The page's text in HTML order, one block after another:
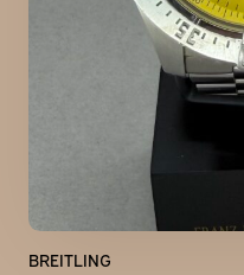
BREITLING